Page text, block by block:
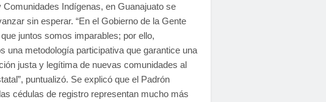
Comunidades Indígenas, en Guanajuato se
sin esperar. “En el Gobierno de la Gente
juntos somos imparables; por ello,
una metodología participativa que garantice una
justa y legítima de nuevas comunidades al
puntualizó. Se explicó que el Padrón
cédulas de registro representan mucho más